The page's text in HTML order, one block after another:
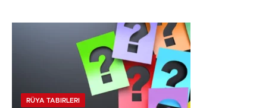
RÜYA TABIRLERI